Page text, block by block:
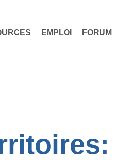
EMPLOI FORUM